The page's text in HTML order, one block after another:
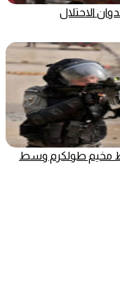
الاحتلال
مخيم طولكرم وسط